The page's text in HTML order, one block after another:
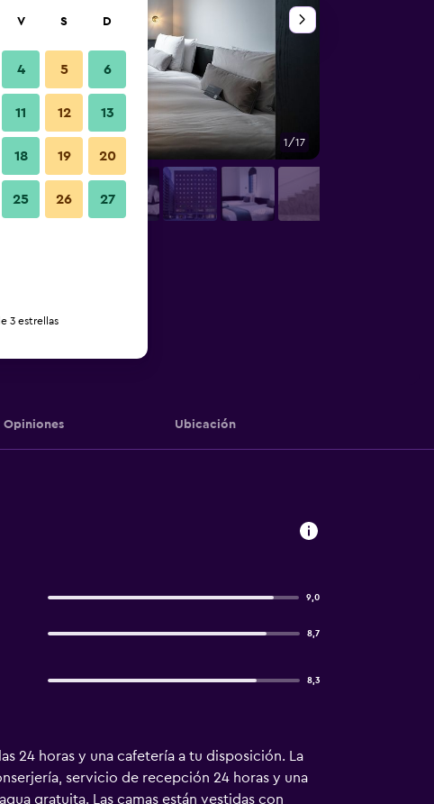
1/17
Opiniones Ubicación
9,0
8,7
8,3
24 horas y una cafetería a tu disposición. La
servicio de recepción 24 horas y una
gratuita. Las camas están vestidas con
V S D
4 5 6
11 12 13
18 19 20
25 26 27
3 estrellas